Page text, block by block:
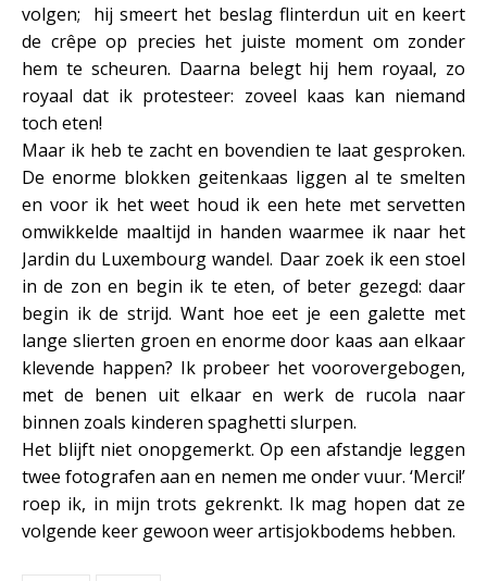
volgen; hij smeert het beslag flinterdun uit en keert
de crêpe op precies het juiste moment om zonder
hem te scheuren. Daarna belegt hij hem royaal, zo
royaal dat ik protesteer: zoveel kaas kan niemand
toch eten!
Maar ik heb te zacht en bovendien te laat gesproken.
De enorme blokken geitenkaas liggen al te smelten
en voor ik het weet houd ik een hete met servetten
omwikkelde maaltijd in handen waarmee ik naar het
Jardin du Luxembourg wandel. Daar zoek ik een stoel
in de zon en begin ik te eten, of beter gezegd: daar
begin ik de strijd. Want hoe eet je een galette met
lange slierten groen en enorme door kaas aan elkaar
klevende happen? Ik probeer het voorovergebogen,
met de benen uit elkaar en werk de rucola naar
binnen zoals kinderen spaghetti slurpen.
Het blijft niet onopgemerkt. Op een afstandje leggen
twee fotografen aan en nemen me onder vuur. ‘Merci!’
roep ik, in mijn trots gekrenkt. Ik mag hopen dat ze
volgende keer gewoon weer artisjokbodems hebben.